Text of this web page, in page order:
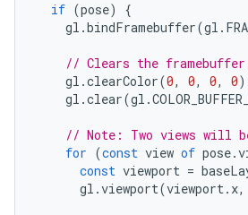
if (pose)
{
gl .bindFramebuffer(gl .
// Clears the
gl .clearColor(0, 0, 0, 0
gl .clear(gl .
// Note: Two views will
for (const view of pose.
const viewport =
gl .viewport(viewport. x,